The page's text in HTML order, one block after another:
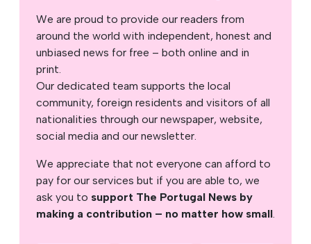
We are proud to provide our readers from
around the world with independent, honest and
unbiased news for free – both online and in
print.
Our dedicated team supports the local
community, foreign residents and visitors of all
nationalities through our newspaper, website,
social media and our newsletter.
We appreciate that not everyone can afford to
pay for our services but if you are able to, we
ask you to support The Portugal News by
making a contribution – no matter how small.